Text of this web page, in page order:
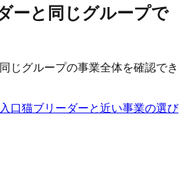
ーと同じグループで
じグループの事業全体を確認でき
口猫ブリーダーと近い事業の選び